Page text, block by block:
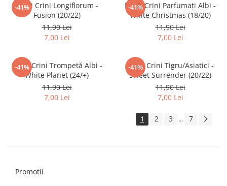
-41%
Bulbi Crini Longiflorum -
Fusion (20/22)
11,90 Lei
7,00 Lei
-41%
Bulbi Crini Parfumați Albi -
White Christmas (18/20)
11,90 Lei
7,00 Lei
-41%
Bulbi Crini Trompetă Albi -
White Planet (24/+)
11,90 Lei
7,00 Lei
-41%
Bulbi Crini Tigru/Asiatici -
Sweet Surrender (20/22)
11,90 Lei
7,00 Lei
1 2 3 ... 7
Promotii